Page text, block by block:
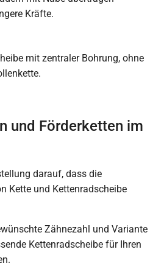
Kräfte.
und Förderketten im
darauf, dass die
Kette und Kettenradscheibe
Zähnezahl und Variante
Kettenradscheibe für Ihren